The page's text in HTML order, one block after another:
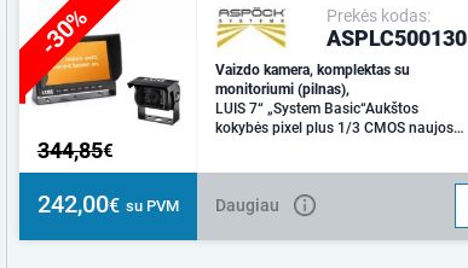
-30%
344,85€
Prekės kodas:
ASPLC500130
Vaizdo kamera, komplektas su
monitoriumi (pilnas),
LUIS 7“ „System Basic“Aukštos
kokybės pixel plus 1/3 CMOS naujos
242,00€ su PVM Daugiau